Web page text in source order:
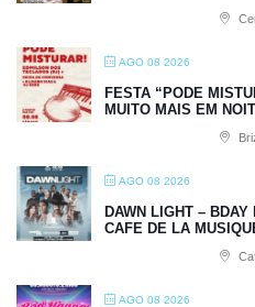
AGO 08 2026
FESTA “PODE
MUITO MAIS EM
AGO 08 2026
DAWN LIGHT –
CAFE DE LA
AGO 08 2026